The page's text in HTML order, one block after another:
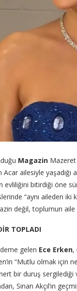
Magazin
Acar ailesiyle
evliliğini bitirdiği öne
“aynı aileden iki
değil, toplumun aile
TOPLADI
gelen Ece Erken,
“Mutlu olmak için
bir duruş
Sinan Akçıl’ın